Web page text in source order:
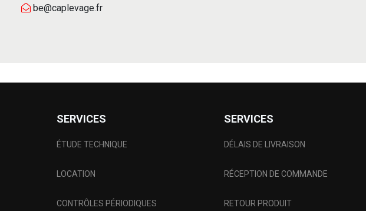
be@caplevage.fr
SERVICES
ÉTUDE TECHNIQUE
LOCATION
CONTRÔLES PÉRIODIQUES
SERVICES
DÉLAIS DE LIVRAISON
RÉCEPTION DE COMMANDE
RETOUR PRODUIT